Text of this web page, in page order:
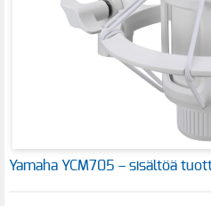
Yamaha YCM705 – sisältöä